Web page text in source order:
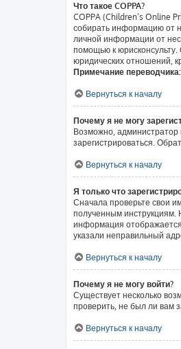
Что такое COPPA?
COPPA (Children’s Online
собирать информацию от
личной информации от
помощью к
юридических отношений,
Примечание
Вернуться к началу
Почему я не могу
Возможно, администратор
зарегистрироваться.
Вернуться к началу
Я только что
Сначала проверьте свои
полученным инструкциям.
информация
указали неправильный
Вернуться к началу
Почему я не могу войти?
Существует несколько
проверить, не был ли вам
Вернуться к началу